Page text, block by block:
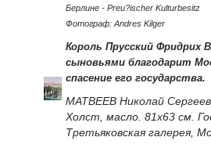
Берлине - Preu?ischer Kulturbesitz
Фотограф: Andres Kilger
Король Прусский Фридрих
сыновьями благодарит
спасение его государства.
МАТВЕЕВ Николай
Холст, масло. 81x63 см.
Третьяковская галерея,